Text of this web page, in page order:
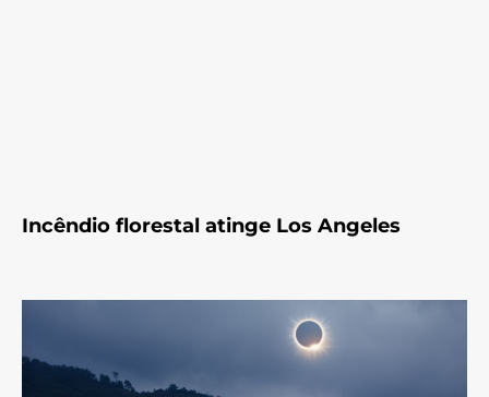
Incêndio florestal atinge Los Angeles